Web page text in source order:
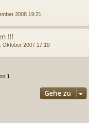
2008 19:21
!!!
Oktober 2007 17:10
1
Gehe zu